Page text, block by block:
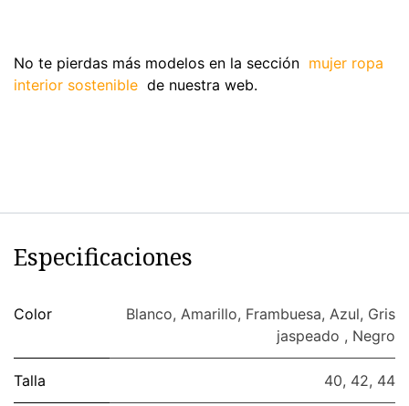
No te pierdas más modelos en la sección mujer ropa
interior sostenible de nuestra web.
Especificaciones
Color Blanco, Amarillo, Frambuesa, Azul, Gris
jaspeado , Negro
Talla 40, 42, 44